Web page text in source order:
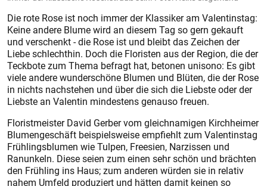
Die rote Rose ist noch immer der Klassiker am Valentinstag:
Keine andere Blume wird an diesem Tag so gern gekauft
und verschenkt - die Rose ist und bleibt das Zeichen der
Liebe schlechthin. Doch die Floristen aus der Region, die der
Teckbote zum Thema befragt hat, betonen unisono: Es gibt
viele andere wunderschöne Blumen und Blüten, die der Rose
in nichts nachstehen und über die sich die Liebste oder der
Liebste an Valentin mindestens genauso freuen.
Floristmeister David Gerber vom gleichnamigen Kirchheimer
Blumengeschäft beispielsweise empfiehlt zum Valentinstag
Frühlingsblumen wie Tulpen, Freesien, Narzissen und
Ranunkeln. Diese seien zum einen sehr schön und brächten
den Frühling ins Haus; zum anderen würden sie in relativ
nahem Umfeld produziert und hätten damit keinen so